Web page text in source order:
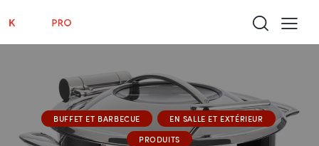
BUFFET ET BARBECUE
EN SALLE ET EXTÉRIEUR
PRODUITS